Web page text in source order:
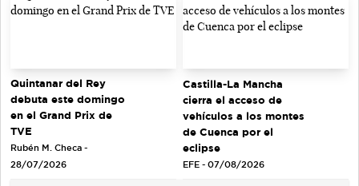
Quintanar del Rey
debuta este domingo
en el Grand Prix de
TVE
Rubén M. Checa -
28/07/2026
Castilla-La Mancha
cierra el acceso de
vehículos a los montes
de Cuenca por el
eclipse
EFE - 07/08/2026